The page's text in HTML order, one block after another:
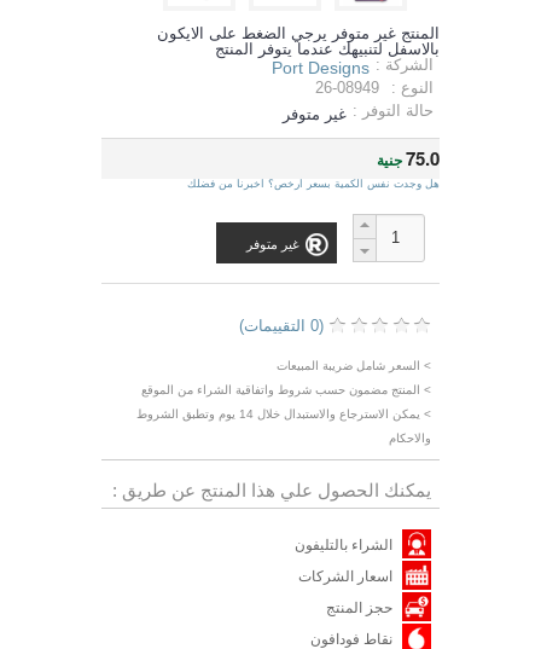
المنتج غير متوفر يرجي الضغط على الايكون
بالاسفل لتنبيهك عندما يتوفر المنتج
الشركة : Port Designs
النوع :
26-08949
حالة التوفر : غير متوفر
75.0جنية
هل وجدت نفس الكمية بسعر ارخص؟ اخبرنا من فضلك
غير متوفر
(0 التقييمات)
> السعر شامل ضريبة المبيعات
> المنتج مضمون حسب شروط واتفاقية الشراء من الموقع
> يمكن الاسترجاع والاستبدال خلال 14 يوم وتطبق الشروط
والاحكام
يمكنك الحصول علي هذا المنتج عن طريق :
الشراء بالتليفون
اسعار الشركات
حجز المنتج
نقاط فودافون